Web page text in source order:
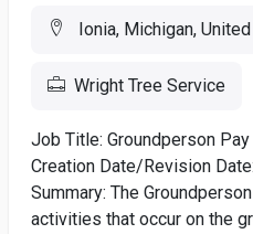
Ionia, Michigan,
Wright Tree Service
Job Title: Groundperson
Creation Date/Revision
Summary: The
activities that occur on the